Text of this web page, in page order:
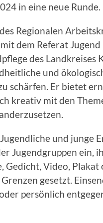
in eine neue Runde.
Regionalen
dem Referat
des Landkreises
und
schärfen. Er bietet
kreativ mit den
und junge
Jugendgruppen ein,
Gedicht, Video,
gesetzt.
persönlich